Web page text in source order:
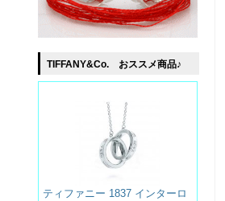
TIFFANY&Co. おススメ商品♪
ティファニー 1837 インターロ